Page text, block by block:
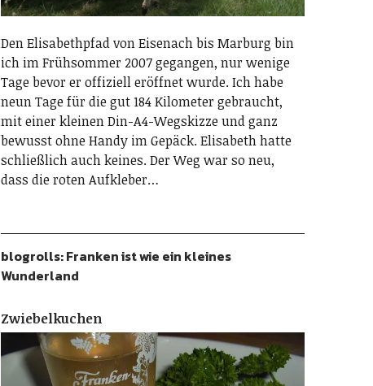
Den Elisabethpfad von Eisenach bis Marburg bin
ich im Frühsommer 2007 gegangen, nur wenige
Tage bevor er offiziell eröffnet wurde. Ich habe
neun Tage für die gut 184 Kilometer gebraucht,
mit einer kleinen Din-A4-Wegskizze und ganz
bewusst ohne Handy im Gepäck. Elisabeth hatte
schließlich auch keines. Der Weg war so neu,
dass die roten Aufkleber…
blogrolls: Franken ist wie ein kleines
Wunderland
Zwiebelkuchen